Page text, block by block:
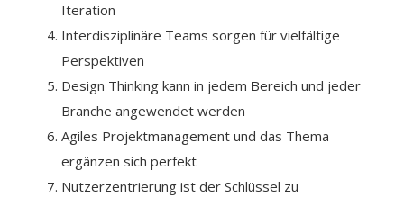
Iteration
Interdisziplinäre Teams sorgen für vielfältige
Perspektiven
Design Thinking kann in jedem Bereich und jeder
Branche angewendet werden
Agiles Projektmanagement und das Thema
ergänzen sich perfekt
Nutzerzentrierung ist der Schlüssel zu